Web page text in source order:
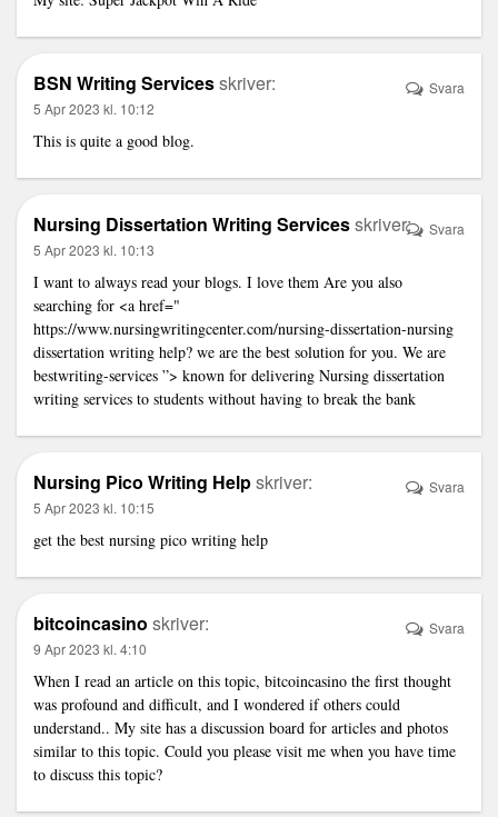
BSN Writing Servicesskriver:
5 Apr 2023 kl. 10:12
This is quite a good blog.
Svara
Nursing Dissertation Writing Servicesskriver:
5 Apr 2023 kl. 10:13
I want to always read your blogs. I love them Are you also
searching for <a href="
https://www.nursingwritingcenter.com/nursing-dissertation-nursing
dissertation writing help? we are the best solution for you. We are
bestwriting-services ”> known for delivering Nursing dissertation
writing services to students without having to break the bank
Svara
Nursing Pico Writing Helpskriver:
5 Apr 2023 kl. 10:15
get the best nursing pico writing help
Svara
bitcoincasino skriver:
9 Apr 2023 kl. 4:10
When I read an article on this topic, bitcoincasino the first thought
was profound and difficult, and I wondered if others could
understand.. My site has a discussion board for articles and photos
similar to this topic. Could you please visit me when you have time
to discuss this topic?
Svara